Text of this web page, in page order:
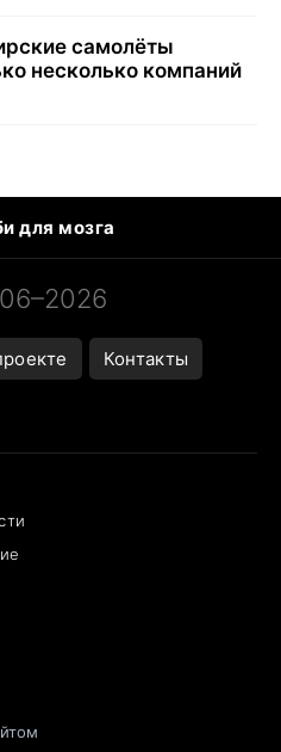
самолёты
несколько компаний
для мозга
океанариуме
Контакты